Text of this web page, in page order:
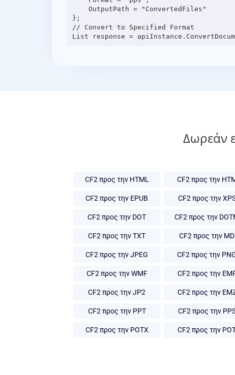
};
// Convert to Specified Format
Δωρεάν
CF2 προς την HTML CF2 προς την
CF2 προς την EPUB CF2 προς την
CF2 προς την DOT CF2 προς την
CF2 προς την TXT CF2 προς την MD
CF2 προς την JPEG CF2 προς την
CF2 προς την WMF CF2 προς την
CF2 προς την JP2 CF2 προς την
CF2 προς την PPT CF2 προς την
CF2 προς την POTX CF2 προς την